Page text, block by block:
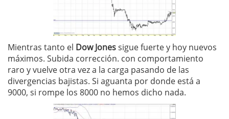
Mientras tanto el Dow Jonessigue fuerte y hoy nuevos
máximos. Subida corrección. con comportamiento
raro y vuelve otra vez a la carga pasando de las
divergencias bajistas. Si aguanta por donde está a
9000, si rompe los 8000 no hemos dicho nada.